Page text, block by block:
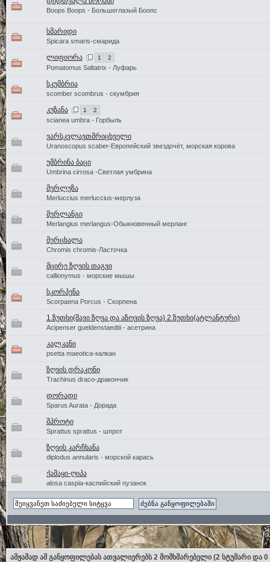
Boops Boops - Большеглазый Боопс
სმარიდი
Spicara smaris-смарида
ლიფიორა 1 2
Pomatomus Saltatrix - Луфарь
სკუმბრია
scomber scombrus - скумбрия
კუზანა 1 2
scianea umbra - Горбыль
ვარსკვლავთმრიცხველი
Uranoscopus scaber-Европейский звездочёт, морская корова
უმბრინა ბაცი
Umbrina cirrosa -Светлая умбрина
მერლუზა
Merluccius merluccius-мерлуза
მერლანგი
Merlangius merlangus-Обыкновенный мерланг
მერცხალა
Chromis chromis-Ласточка
მცირე ზღვის თაგვი
callionymus - морские мышы
სკორპენა
Scorpaena Porcus - Скорпена
1.ზუთხი(შავი ზღვა და აზოვის ზღვა) 2.ზუთხი(ატლანტური)
Acipenser gueldenstaedtii - асетрина
კალკანი
psetta maeotica-калкан
ზღვის დრაკონი
Trachinus draco-дракончик
დორადი
Sparus Aurata - Дорада
შპროტი
Sprattus sprattus - шпрот
ზღვის კარჩხანა
diplodus annularis - морской карась
ქაშაყი-ღიპა
alosa caspia-каспийский пузанок
ამჟამად ამ განყოფილებას ათვალიერებს 2 მომხმარებელი (2 სტუმარი და 0